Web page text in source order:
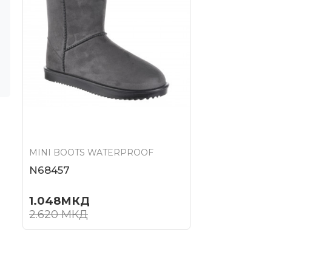
MINI BOOTS WATERPROOF
N68457
1.048МКД
2.620МКД